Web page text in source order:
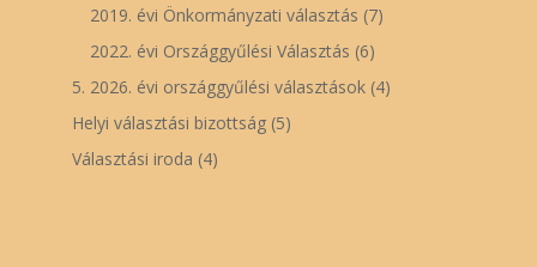
2019. évi Önkormányzati választás (7)
2022. évi Országgyűlési Választás (6)
5. 2026. évi országgyűlési választások(4)
Helyi választási bizottság(5)
Választási iroda (4)